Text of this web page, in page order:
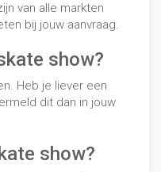
van alle markten
bij jouw aanvraag.
show?
Heb je liever een
dit dan in jouw
show?